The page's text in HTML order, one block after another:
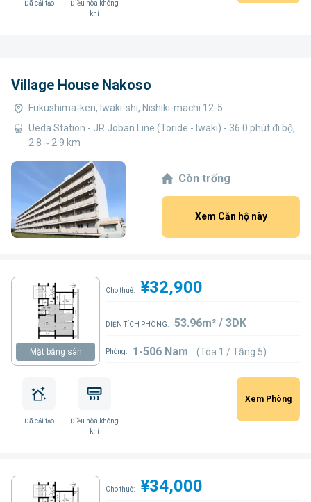
Đã cải tạo
Điều hòa không
khí
Village House Nakoso
Fukushima-ken, Iwaki-shi, Nishiki-machi 12-5
Ueda Station - JR Joban Line (Toride - Iwaki) - 36.0 phút đi bộ,
2.8～2.9 km
Còn trống
Xem Căn hộ này
Mặt bằng sàn
Cho thuê: ¥32,900
DIỆN TÍCH PHÒNG: 53.96m² / 3DK
Phòng: 1-506 Nam (Tòa 1 / Tầng 5)
Đã cải tạo
Điều hòa không
khí
Xem Phòng
Cho thuê: ¥34,000